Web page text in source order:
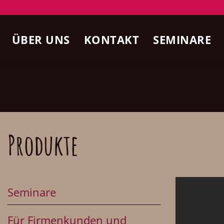
springen
ÜBER UNS KONTAKT SEMINARE
Produkte
Seminare
Für Firmenkunden und